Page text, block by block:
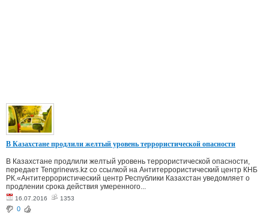
В Казахстане продлили желтый уровень террористической опасности
В Казахстане продлили желтый уровень террористической опасности,
передает Tengrinews.kz со ссылкой на Антитеррористический центр КНБ
РК.«Антитеррористический центр Республики Казахстан уведомляет о
продлении срока действия умеренного...
16.07.2016 1353
0